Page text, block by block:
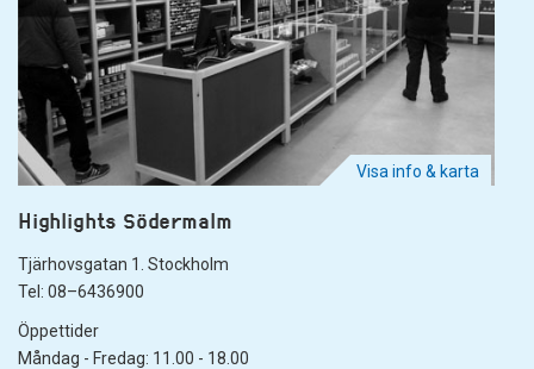
Visa info & karta
Highlights Södermalm
Tjärhovsgatan 1. Stockholm
Tel: 08–6436900
Öppettider
Måndag - Fredag: 11.00 - 18.00